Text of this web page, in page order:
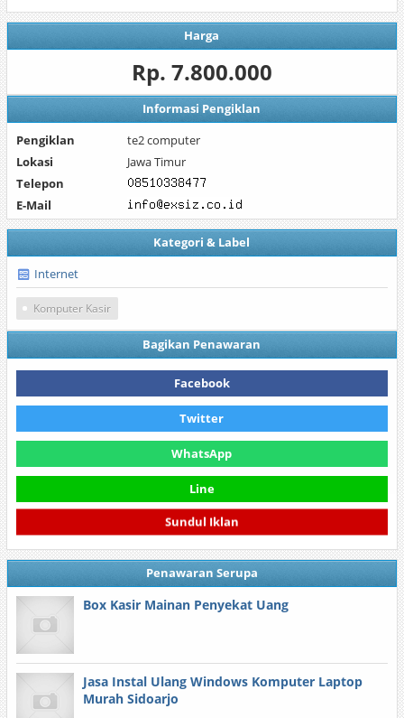
Harga
Rp. 7.800.000
Informasi Pengiklan
Pengiklan
te2 computer
Lokasi
Jawa Timur
Telepon
E-Mail
Kategori & Label
Internet
Komputer Kasir
Bagikan Penawaran
Facebook
Twitter
WhatsApp
Line
Sundul Iklan
Penawaran Serupa
Box Kasir Mainan Penyekat Uang
Jasa Instal Ulang Windows Komputer Laptop
Murah Sidoarjo